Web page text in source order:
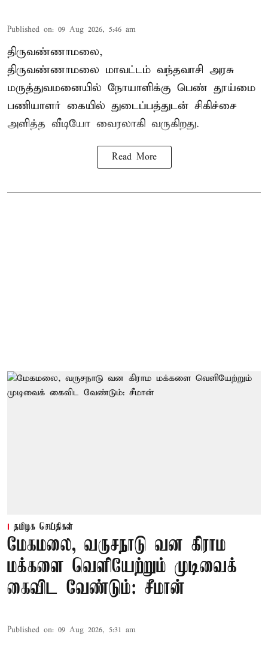
Published on: 09 Aug 2026, 5:46 am
திருவண்ணாமலை,
திருவண்ணாமலை மாவட்டம் வந்தவாசி அரசு
மருத்துவமனையில் நோயாளிக்கு பெண் தூய்மை
பணியாளர் கையில் துடைப்பத்துடன் சிகிச்சை
அளித்த வீடியோ வைரலாகி வருகிறது.
Read More
தமிழக செய்திகள்
மேகமலை, வருசநாடு வன கிராம
மக்களை வெளியேற்றும் முடிவைக்
கைவிட வேண்டும்: சீமான்
Published on: 09 Aug 2026, 5:31 am